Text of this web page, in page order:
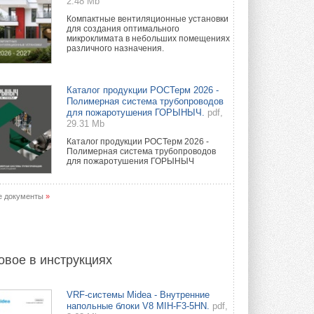
Компактные вентиляционные установки
для создания оптимального
микроклимата в небольших помещениях
различного назначения.
Каталог продукции РОСТерм 2026 -
Полимерная система трубопроводов
для пожаротушения ГОРЫНЫЧ.
pdf,
29.31 Mb
Каталог продукции РОСТерм 2026 -
Полимерная система трубопроводов
для пожаротушения ГОРЫНЫЧ
документы »
в инструкциях
VRF-системы Midea - Внутренние
напольные блоки V8 MIH-F3-5HN. pdf,